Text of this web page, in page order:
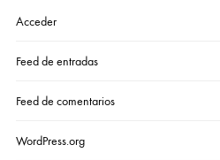
Acceder
Feed de entradas
Feed de comentarios
WordPress.org